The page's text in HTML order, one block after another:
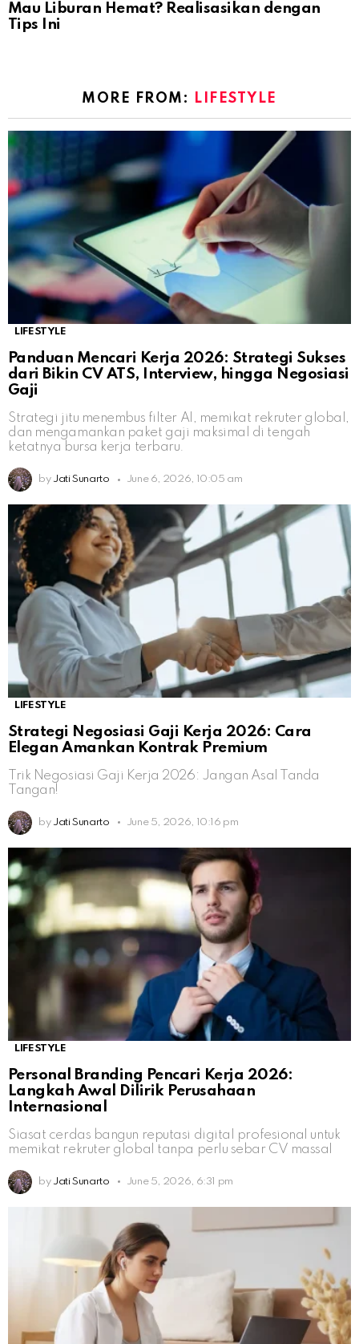
Mau Liburan Hemat? Realisasikan dengan
Tips Ini
MORE FROM: LIFESTYLE
LIFESTYLE
Panduan Mencari Kerja 2026: Strategi Sukses
dari Bikin CV ATS, Interview, hingga Negosiasi
Gaji
Strategi jitu menembus filter AI, memikat rekruter global,
dan mengamankan paket gaji maksimal di tengah
ketatnya bursa kerja terbaru.
by Jati Sunarto June 6, 2026, 10:05 am
LIFESTYLE
Strategi Negosiasi Gaji Kerja 2026: Cara
Elegan Amankan Kontrak Premium
Trik Negosiasi Gaji Kerja 2026: Jangan Asal Tanda
Tangan!
by Jati Sunarto June 5, 2026, 10:16 pm
LIFESTYLE
Personal Branding Pencari Kerja 2026:
Langkah Awal Dilirik Perusahaan
Internasional
Siasat cerdas bangun reputasi digital profesional untuk
memikat rekruter global tanpa perlu sebar CV massal
by Jati Sunarto June 5, 2026, 6:31 pm